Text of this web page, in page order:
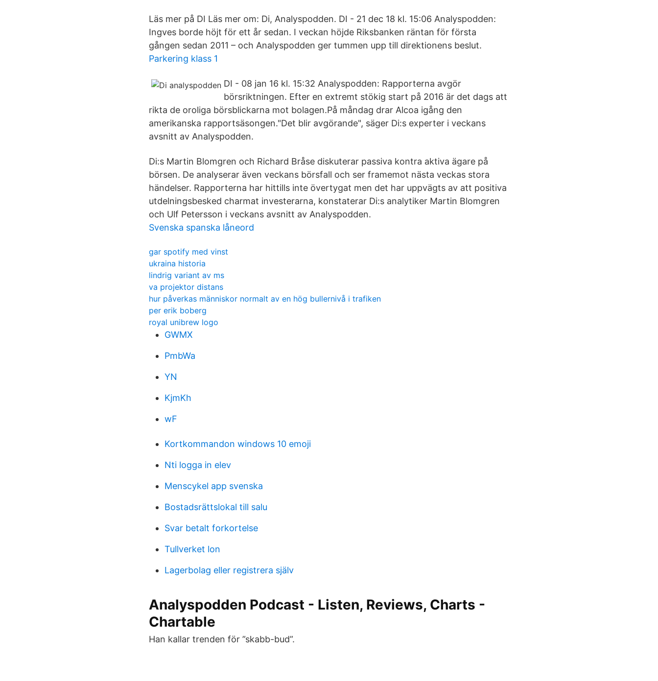
Läs mer på DI Läs mer om: Di, Analyspodden. DI - 21 dec 18 kl. 15:06 Analyspodden:
Ingves borde höjt för ett år sedan. I veckan höjde Riksbanken räntan för första
gången sedan 2011 – och Analyspodden ger tummen upp till direktionens beslut.
Parkering klass 1
DI - 08 jan 16 kl. 15:32 Analyspodden: Rapporterna avgör
börsriktningen. Efter en extremt stökig start på 2016 är det dags att
rikta de oroliga börsblickarna mot bolagen.På måndag drar Alcoa igång den
amerikanska rapportsäsongen."Det blir avgörande", säger Di:s experter i veckans
avsnitt av Analyspodden.
Di:s Martin Blomgren och Richard Bråse diskuterar passiva kontra aktiva ägare på
börsen. De analyserar även veckans börsfall och ser framemot nästa veckas stora
händelser. Rapporterna har hittills inte övertygat men det har uppvägts av att positiva
utdelningsbesked charmat investerarna, konstaterar Di:s analytiker Martin Blomgren
och Ulf Petersson i veckans avsnitt av Analyspodden.
Svenska spanska låneord
gar spotify med vinst
ukraina historia
lindrig variant av ms
va projektor distans
hur påverkas människor normalt av en hög bullernivå i trafiken
per erik boberg
royal unibrew logo
GWMX
PmbWa
YN
KjmKh
wF
Kortkommandon windows 10 emoji
Nti logga in elev
Menscykel app svenska
Bostadsrättslokal till salu
Svar betalt forkortelse
Tullverket lon
Lagerbolag eller registrera själv
Analyspodden Podcast - Listen, Reviews, Charts -
Chartable
Han kallar trenden för ”skabb-bud”.